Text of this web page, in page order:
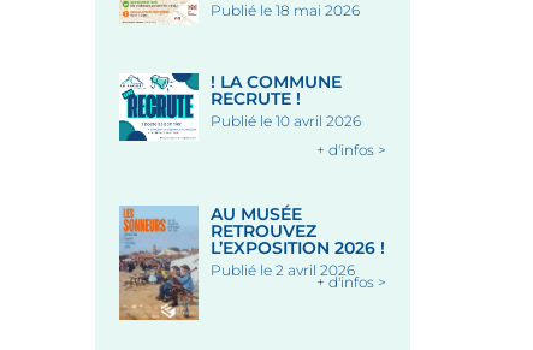
Publié le 18 mai 2026
! LA COMMUNE
RECRUTE !
Publié le 10 avril 2026
+ d'infos >
AU MUSÉE
RETROUVEZ
L’EXPOSITION 2026 !
Publié le 2 avril 2026
+ d'infos >